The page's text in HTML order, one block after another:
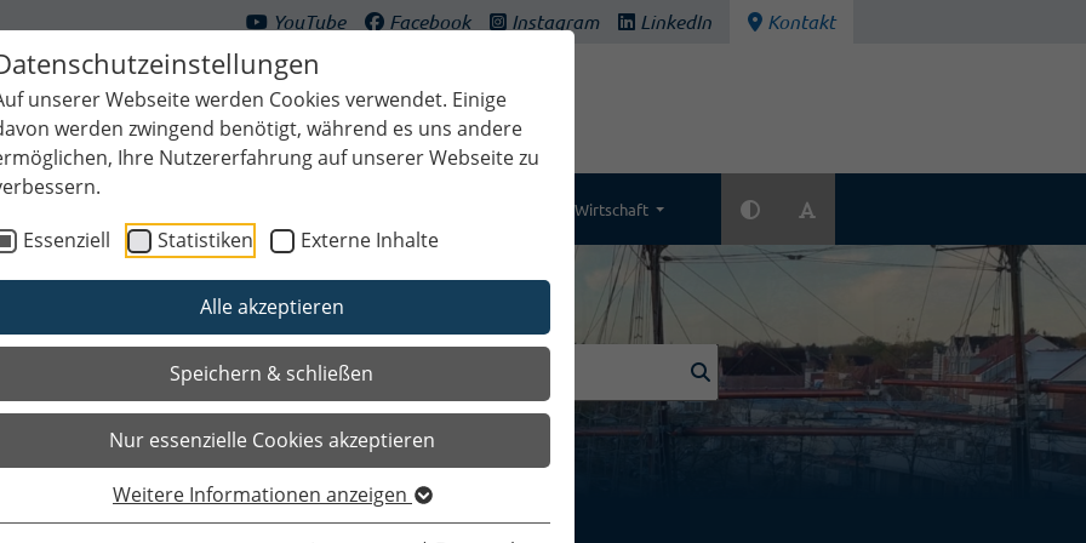
unserer Webseite werden Cookies verwendet. Einige
werden zwingend benötigt, während es uns andere
Ihre Nutzererfahrung auf unserer Webseite zu
Essenziell
Statistiken Externe Inhalte
Alle akzeptieren
Speichern & schließen
Nur essenzielle Cookies akzeptieren
Weitere Informationen anzeigen
YouTube Facebook Instagram LinkedIn Kontakt
Wirtschaft